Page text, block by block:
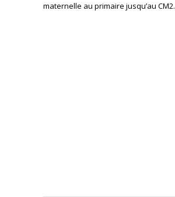
maternelle au primaire jusqu’au CM2.